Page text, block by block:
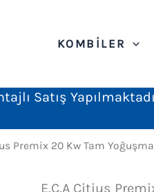
KOMBILER
Satış
Premix 20 Kw Tam
E.C.A Citius